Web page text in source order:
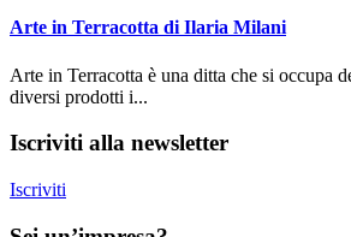
Arte in Terracotta di Ilaria Milani
Arte in Terracotta è una ditta che si occupa
diversi prodotti i...
Iscriviti alla newsletter
Iscriviti